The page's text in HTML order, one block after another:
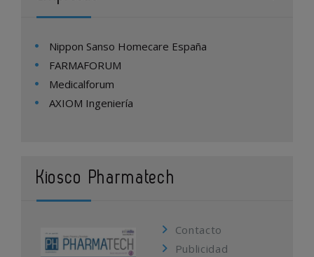
Nippon Sanso Homecare España
FARMAFORUM
Medicalforum
AXIOM Ingeniería
Kiosco Pharmatech
Contacto
Publicidad